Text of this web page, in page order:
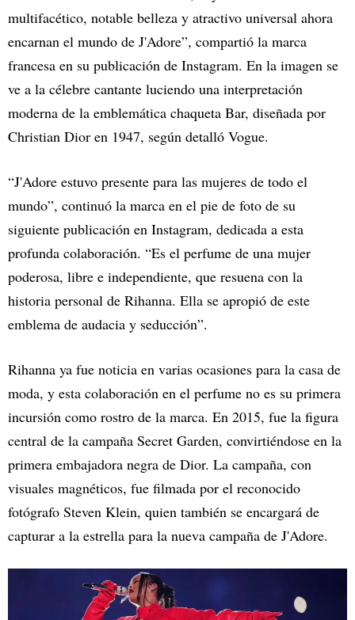
multifacético, notable belleza y atractivo universal ahora
encarnan el mundo de J'Adore”, compartió la marca
francesa en su publicación de Instagram. En la imagen se
ve a la célebre cantante luciendo una interpretación
moderna de la emblemática chaqueta Bar, diseñada por
Christian Dior en 1947, según detalló Vogue.
“J'Adore estuvo presente para las mujeres de todo el
mundo”, continuó la marca en el pie de foto de su
siguiente publicación en Instagram, dedicada a esta
profunda colaboración. “Es el perfume de una mujer
poderosa, libre e independiente, que resuena con la
historia personal de Rihanna. Ella se apropió de este
emblema de audacia y seducción”.
Rihanna ya fue noticia en varias ocasiones para la casa de
moda, y esta colaboración en el perfume no es su primera
incursión como rostro de la marca. En 2015, fue la figura
central de la campaña Secret Garden, convirtiéndose en la
primera embajadora negra de Dior. La campaña, con
visuales magnéticos, fue filmada por el reconocido
fotógrafo Steven Klein, quien también se encargará de
capturar a la estrella para la nueva campaña de J'Adore.